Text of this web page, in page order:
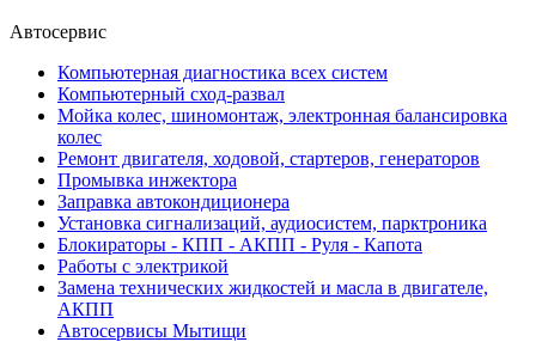
Автосервис
Компьютерная диагностика всех систем
Компьютерный сход-развал
Мойка колес, шиномонтаж, электронная балансировка
колес
Ремонт двигателя, ходовой, стартеров, генераторов
Промывка инжектора
Заправка автокондиционера
Установка сигнализаций, аудиосистем, парктроника
Блокираторы - КПП - АКПП - Руля - Капота
Работы с электрикой
Замена технических жидкостей и масла в двигателе,
АКПП
Автосервисы Мытищи